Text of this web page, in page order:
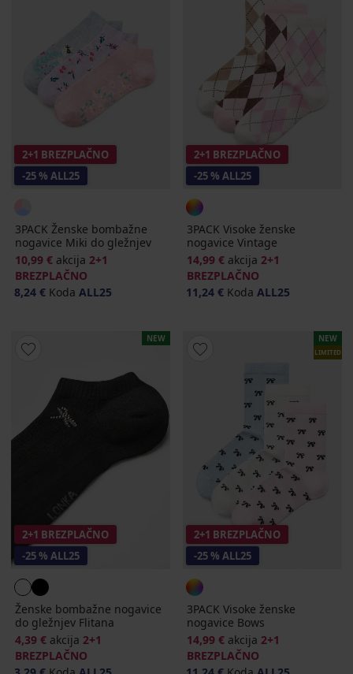
2+1 BREZPLAČNO
-25 % ALL25
3PACK Ženske bombažne
nogavice Miki do gležnjev
10,99 € akcija 2+1
BREZPLAČNO
8,24 € Koda ALL25
2+1 BREZPLAČNO
-25 % ALL25
3PACK Visoke ženske
nogavice Vintage
14,99 € akcija 2+1
BREZPLAČNO
11,24 € Koda ALL25
NEW
2+1 BREZPLAČNO
-25 % ALL25
Ženske bombažne nogavice
do gležnjev Flitana
4,39 € akcija 2+1
BREZPLAČNO
NEW
LIMITED
2+1 BREZPLAČNO
-25 % ALL25
3PACK Visoke ženske
nogavice Bows
14,99 € akcija 2+1
BREZPLAČNO